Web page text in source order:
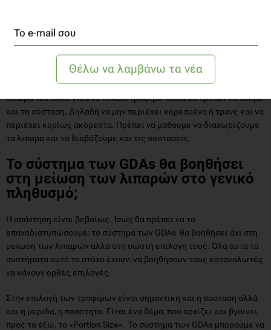
τροφίμων;
Με δύο λέξεις: ποσότητα και σύσταση. Θα πρέπει να προσέχουμε
αν το τρόφιμο παρέχει πολλά λιπαρά -και δε μιλάμε για ένα
τρόφιμο όπως η μαργαρίνη που προφανώς το παίρνεις για τα
λιπαρά του αλλά για ένα τυχαίο τρόφιμο- αλλά θα πρέπει να δούμε
και τη σύσταση. Δηλαδή να μην περιέχει κορεσμένα ή τρανς και να
περιέχει κυρίως ακόρεστα. Πρέπει να μάθουμε να διαχωρίζουμε
τα λιπαρά και να διαβάζουμε και τις συστάσεις.
Το σύστημα των GDAs θα βοηθήσει
στη μείωση των λιπαρών στο γενικό
πληθυσμό;
Η απάντηση είναι βεβαίως. Ίσως θα πρέπει να το
επαναδιατυπώσουμε: το σύστημα των GDAs θα βοηθήσει όχι στη
μείωση των λιπαρών αλλά στη σωστή επιλογή τους. Όλα αυτά τα
συστήματα αυτό το στόχο έχουν: να βοηθήσουν τους καταναλωτές
να κάνουν ορθές επιλογές.
Στην επιλογή των τροφίμων είναι σημαντική και η σύσταση αλλά
και η μερίδα, η ποσότητα. Είναι ένα θέμα, που αρχίζει και βγαίνει
προς τα έξω, το «Portion Size». Το σύστημα των GDAs μπορούμε να